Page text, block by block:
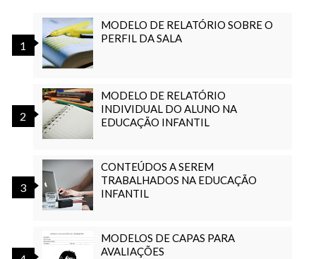
MODELO DE RELATÓRIO SOBRE O
PERFIL DA SALA
MODELO DE RELATÓRIO
INDIVIDUAL DO ALUNO NA
EDUCAÇÃO INFANTIL
CONTEÚDOS A SEREM
TRABALHADOS NA EDUCAÇÃO
INFANTIL
MODELOS DE CAPAS PARA
AVALIAÇÕES